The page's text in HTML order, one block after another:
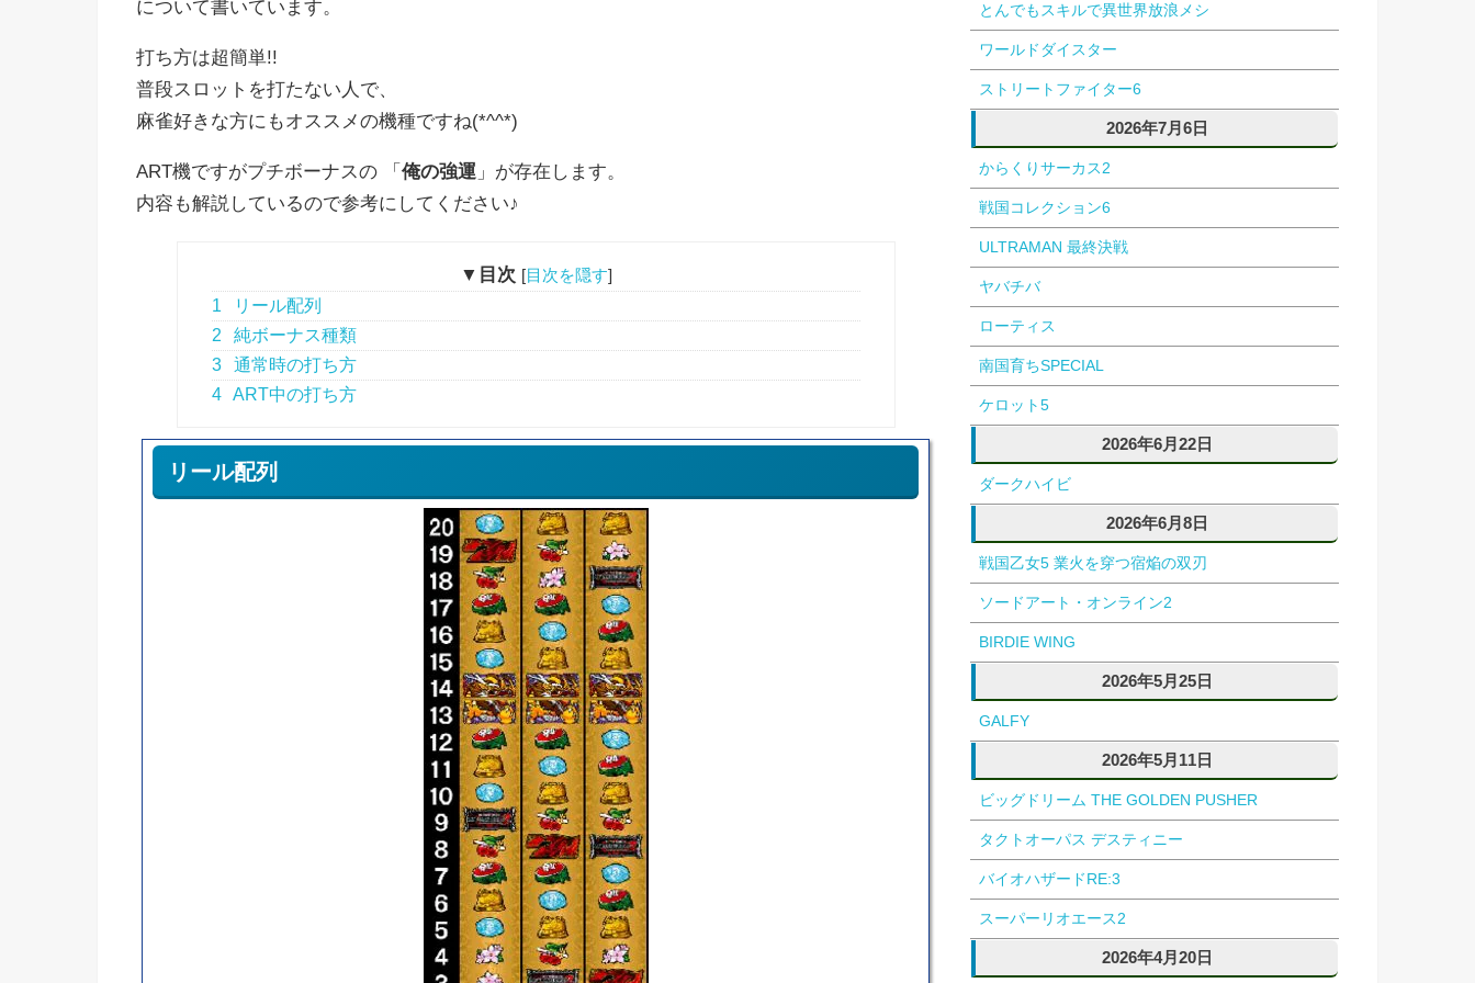
について書いています。
打ち方は超簡単!!
普段スロットを打たない人で、
麻雀好きな方にもオススメの機種ですね(*^^*)
ART機ですがプチボーナスの 「 俺の強運 」が存在します。
内容も解説しているので参考にしてください♪
▼目次 [目次を隠す]
1
リール配列
2
純ボーナス種類
3
通常時の打ち方
4
ART中の打ち方
リール配列
とんでもスキルで異世界放浪メシ
ワールドダイスター
ストリートファイター6
2026年7月6日
からくりサーカス2
戦国コレクション6
ULTRAMAN 最終決戦
ヤバチバ
ローティス
南国育ちSPECIAL
ケロット5
2026年6月22日
ダークハイビ
2026年6月8日
戦国乙女5 業火を穿つ宿焔の双刃
ソードアート・オンライン2
BIRDIE WING
2026年5月25日
GALFY
2026年5月11日
ビッグドリーム THE GOLDEN PUSHER
タクトオーパス デスティニー
バイオハザードRE:3
スーパーリオエース2
2026年4月20日